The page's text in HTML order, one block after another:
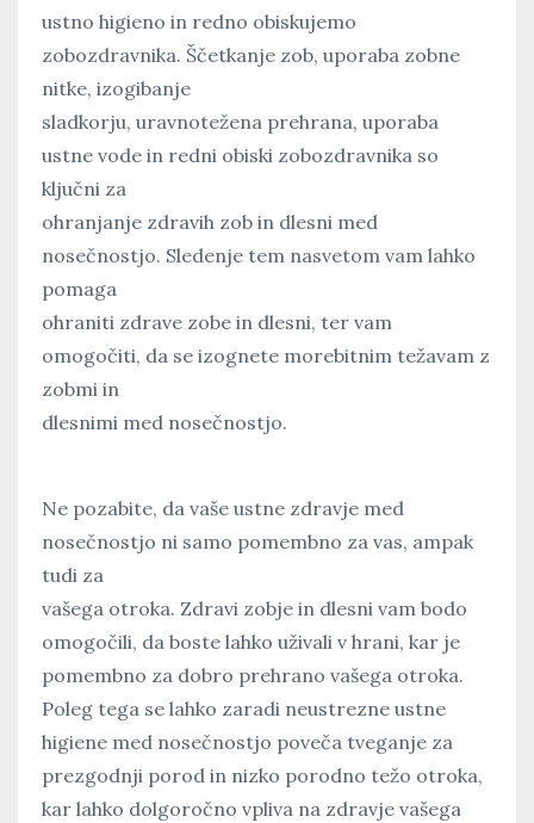
ustno higieno in redno obiskujemo
zobozdravnika. Ščetkanje zob, uporaba zobne
nitke, izogibanje
sladkorju, uravnotežena prehrana, uporaba
ustne vode in redni obiski zobozdravnika so
ključni za
ohranjanje zdravih zob in dlesni med
nosečnostjo. Sledenje tem nasvetom vam lahko
pomaga
ohraniti zdrave zobe in dlesni, ter vam
omogočiti, da se izognete morebitnim težavam z
zobmi in
dlesnimi med nosečnostjo.
Ne pozabite, da vaše ustne zdravje med
nosečnostjo ni samo pomembno za vas, ampak
tudi za
vašega otroka. Zdravi zobje in dlesni vam bodo
omogočili, da boste lahko uživali v hrani, kar je
pomembno za dobro prehrano vašega otroka.
Poleg tega se lahko zaradi neustrezne ustne
higiene med nosečnostjo poveča tveganje za
prezgodnji porod in nizko porodno težo otroka,
kar lahko dolgoročno vpliva na zdravje vašega